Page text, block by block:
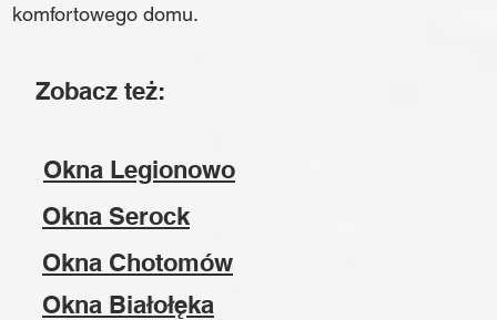
komfortowego domu.
Zobacz też:
Okna Legionowo
Okna Serock
Okna Chotomów
Okna Białołęka